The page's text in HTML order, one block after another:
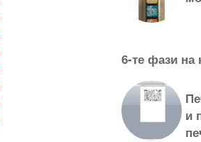
6-те фази на
и